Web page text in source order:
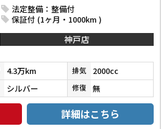
法定整備：整備付
保証付 (1ヶ月・1000km )
神戸店
4.3万km 排気 2000cc
シルバー 修復 無
詳細はこちら